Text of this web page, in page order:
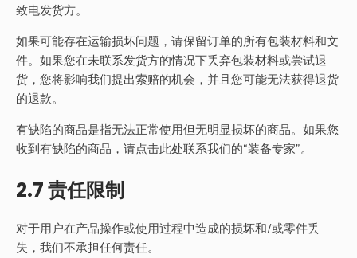
致电发货方。
如果可能存在运输损坏问题，请保留订单的所有包装材料和文
件。如果您在未联系发货方的情况下丢弃包装材料或尝试退
货，您将影响我们提出索赔的机会，并且您可能无法获得退货
的退款。
有缺陷的商品是指无法正常使用但无明显损坏的商品。如果您
收到有缺陷的商品， 请点击此处联系我们的“装备专家”。
2.7 责任限制
对于用户在产品操作或使用过程中造成的损坏和/或零件丢
失，我们不承担任何责任。